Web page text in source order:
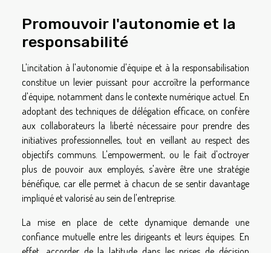
Promouvoir l'autonomie et la
responsabilité
L'incitation à l'autonomie d'équipe et à la responsabilisation
constitue un levier puissant pour accroître la performance
d'équipe, notamment dans le contexte numérique actuel. En
adoptant des techniques de délégation efficace, on confère
aux collaborateurs la liberté nécessaire pour prendre des
initiatives professionnelles, tout en veillant au respect des
objectifs communs. L'empowerment, ou le fait d'octroyer
plus de pouvoir aux employés, s'avère être une stratégie
bénéfique, car elle permet à chacun de se sentir davantage
impliqué et valorisé au sein de l'entreprise.
La mise en place de cette dynamique demande une
confiance mutuelle entre les dirigeants et leurs équipes. En